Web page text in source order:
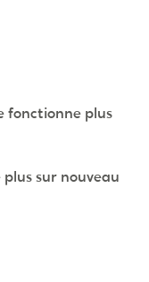
fonctionne plus
sur nouveau